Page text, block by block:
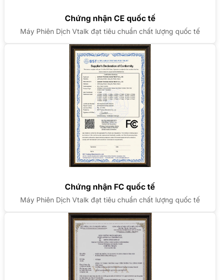
Chứng nhận CE quốc tế
Máy Phiên Dịch Vtalk đạt tiêu chuẩn chất lượng quốc tế
Chứng nhận FC quốc tế
Máy Phiên Dịch Vtalk đạt tiêu chuẩn chất lượng quốc tế